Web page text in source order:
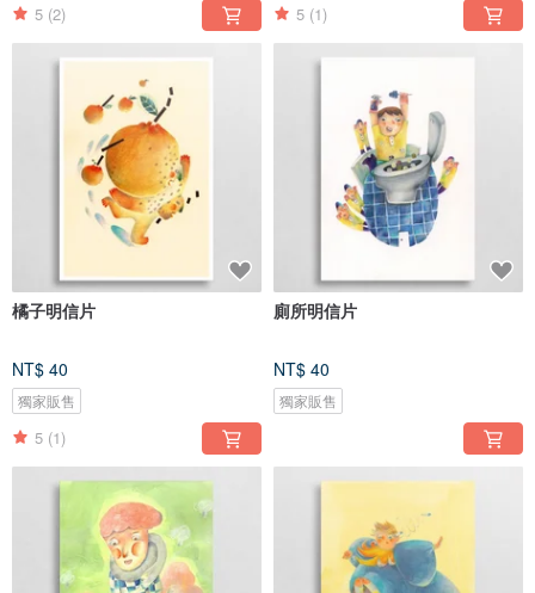
5 (2) 5 (1)
橘子明信片
NT$ 40
獨家販售
5 (1)
廁所明信片
NT$ 40
獨家販售